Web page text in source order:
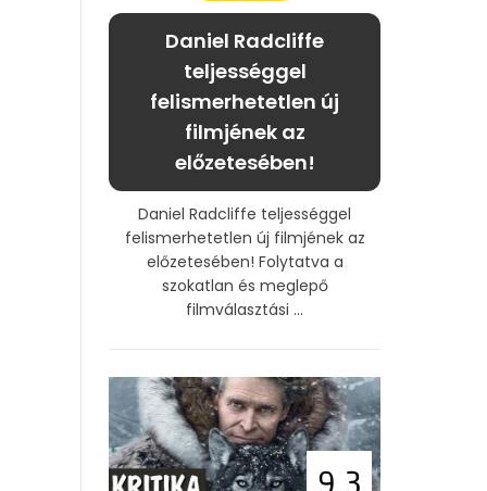
Daniel Radcliffe
teljességgel
felismerhetetlen új
filmjének az
előzetesében!
Daniel Radcliffe teljességgel
felismerhetetlen új filmjének az
előzetesében! Folytatva a
szokatlan és meglepő
filmválasztási ...